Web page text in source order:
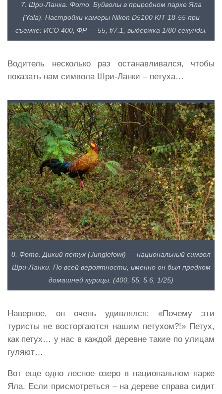
7. Шри-Ланка. Фото. Буйволы в природном парке Яла
(Yala). Настройки камеры Nikon D5100 KIT 18-55 при
съемке: ИСО 400, ФР — 55, f/7.1, выдержка 1/80 секунды.
Водитель несколько раз останавливался, чтобы
показать нам символа Шри-Ланки – петуха…
8. Фото. Дикий петух (Junglefowl) — национальный символ
Шри-Ланки. По всей вероятности, именно он был предком
домашней курицы. (400, 55, 5.6, 1/25)
Наверное, он очень удивлялся: «Почему эти
туристы не восторгаются нашим петухом?!» Петух,
как петух… у нас в каждой деревне такие по улицам
гуляют…
Вот еще одно лесное озеро в национальном парке
Яла. Если присмотреться – на дереве справа сидит